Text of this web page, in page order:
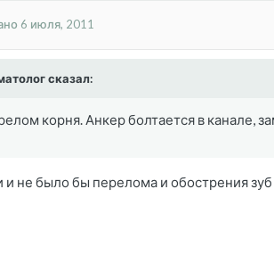
6 июля, 2011
сказал:
корня. Анкер болтается в канале,
не было бы перелома и обострения